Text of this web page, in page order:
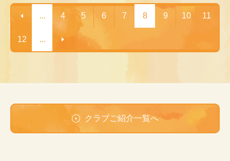
... 4 5 6 7 8 9 10 11
12 ...
クラブご紹介一覧へ